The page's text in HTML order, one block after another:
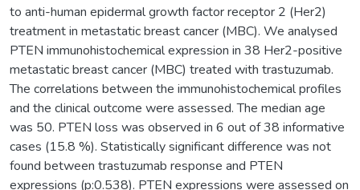
to anti-human epidermal growth factor receptor 2 (Her2)
treatment in metastatic breast cancer (MBC). We analysed
PTEN immunohistochemical expression in 38 Her2-positive
metastatic breast cancer (MBC) treated with trastuzumab.
The correlations between the immunohistochemical profiles
and the clinical outcome were assessed. The median age
was 50. PTEN loss was observed in 6 out of 38 informative
cases (15.8 %). Statistically significant difference was not
found between trastuzumab response and PTEN
expressions (p:0.538). PTEN expressions were assessed on